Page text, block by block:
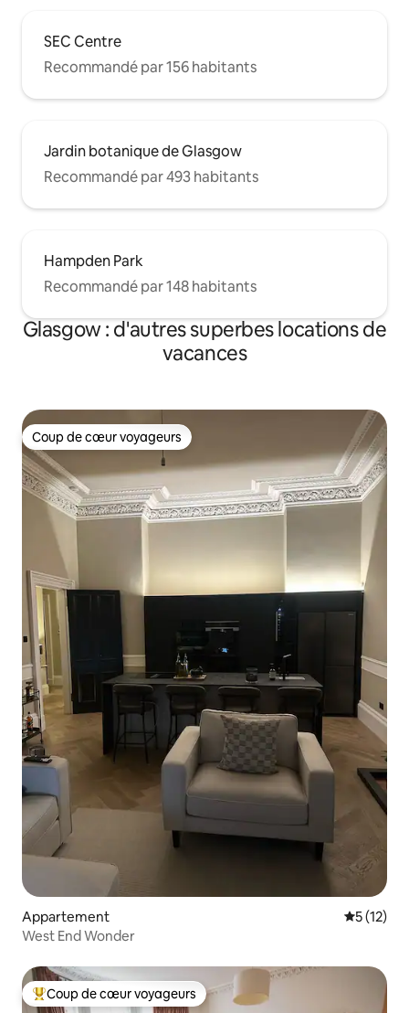
SEC Centre
Recommandé par 156 habitants
Jardin botanique de Glasgow
Recommandé par 493 habitants
Hampden Park
Recommandé par 148 habitants
Glasgow : d'autres superbes locations de
vacances
Coup de cœur voyageurs
Coup de cœur voyageurs
Appartement
5 (12)
West End Wonder
Coups de cœur voyageurs les plus appréciés
Coup de cœur voyageurs